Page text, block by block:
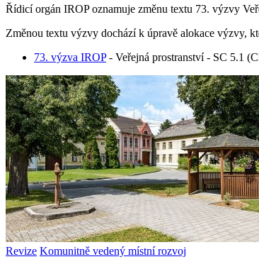
Řídicí orgán IROP oznamuje změnu textu 73. výzvy
Změnou textu výzvy dochází k úpravě alokace výzvy,
73. výzva IROP- Veřejná prostranství - SC 5.1
Revize Komunitně vedený místní rozvoj